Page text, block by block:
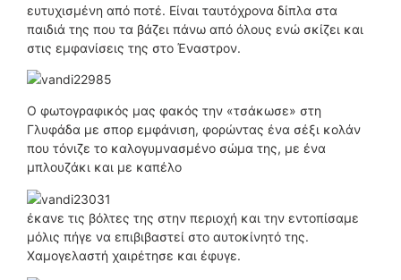
ευτυχισμένη από ποτέ. Είναι ταυτόχρονα δίπλα στα
παιδιά της που τα βάζει πάνω από όλους ενώ σκίζει και
στις εμφανίσεις της στο Έναστρον.
Ο φωτογραφικός μας φακός την «τσάκωσε» στη
Γλυφάδα με σπορ εμφάνιση, φορώντας ένα σέξι κολάν
που τόνιζε το καλογυμνασμένο σώμα της, με ένα
μπλουζάκι και με καπέλο
έκανε τις βόλτες της στην περιοχή και την εντοπίσαμε
μόλις πήγε να επιβιβαστεί στο αυτοκίνητό της.
Χαμογελαστή χαιρέτησε και έφυγε.